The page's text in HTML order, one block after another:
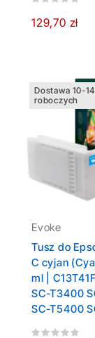
129,70 zł
Dostawa 10-
roboczych
Evoke
Tusz do
C cyjan
ml |
SC-T3400
SC-T5400